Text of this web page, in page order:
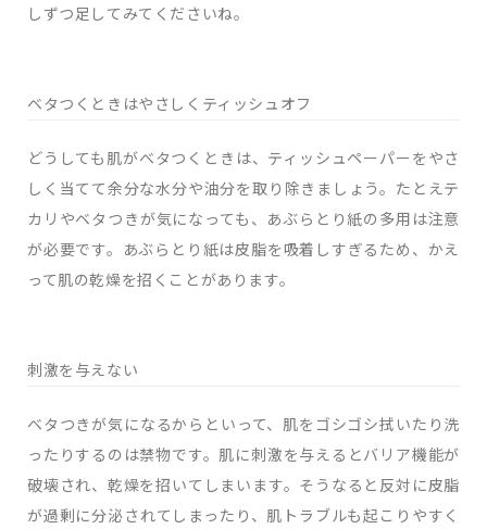
しずつ足してみてくださいね。
ベタつくときはやさしくティッシュオフ
どうしても肌がベタつくときは、ティッシュペーパーをやさ
しく当てて余分な水分や油分を取り除きましょう。たとえテ
カリやベタつきが気になっても、あぶらとり紙の多用は注意
が必要です。あぶらとり紙は皮脂を吸着しすぎるため、かえ
って肌の乾燥を招くことがあります。
刺激を与えない
ベタつきが気になるからといって、肌をゴシゴシ拭いたり洗
ったりするのは禁物です。肌に刺激を与えるとバリア機能が
破壊され、乾燥を招いてしまいます。そうなると反対に皮脂
が過剰に分泌されてしまったり、肌トラブルも起こりやすく